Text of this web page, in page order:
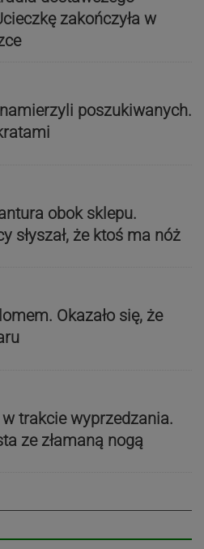
zakończyła w
poszukiwanych.
obok sklepu.
słyszał, że ktoś ma nóż
Okazało się, że
trakcie wyprzedzania.
ze złamaną nogą